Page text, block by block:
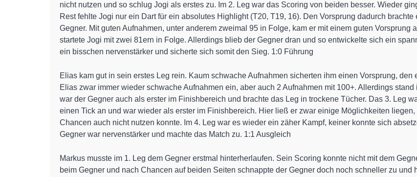
nicht nutzen und so schlug Jogi als erstes zu. Im 2. Leg war das Scoring von beiden besser. Wieder
Rest fehlte Jogi nur ein Dart für ein absolutes Highlight (T20, T19, 16). Den Vorsprung dadurch
Gegner. Mit guten Aufnahmen, unter anderem zweimal 95 in Folge, kam er mit einem guten Vorsprung
startete Jogi mit zwei 81ern in Folge. Allerdings blieb der Gegner dran und so entwickelte sich ein
ein bisschen nervenstärker und sicherte sich somit den Sieg. 1:0 Führung
Elias kam gut in sein erstes Leg rein. Kaum schwache Aufnahmen sicherten ihm einen Vorsprung,
Elias zwar immer wieder schwache Aufnahmen ein, aber auch 2 Aufnahmen mit 100+. Allerdings
war der Gegner auch als erster im Finishbereich und brachte das Leg in trockene Tücher. Das 3. Leg
einen Tick an und war wieder als erster im Finishbereich. Hier ließ er zwar einige Möglichkeiten
Chancen auch nicht nutzen konnte. Im 4. Leg war es wieder ein zäher Kampf, keiner konnte sich
Gegner war nervenstärker und machte das Match zu. 1:1 Ausgleich
Markus musste im 1. Leg dem Gegner erstmal hinterherlaufen. Sein Scoring konnte nicht mit dem
beim Gegner und nach Chancen auf beiden Seiten schnappte der Gegner doch noch schneller zu